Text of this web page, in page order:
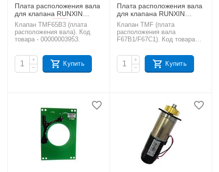
Плата расположения вала
для клапана RUNXIN
TMF65B3
AКЦИЯ
Клапан TMF65B3 (плата
расположения вала). Код
товара - 00000003953.
+
−
Купить
Плата расположения вала
для клапана RUNXIN
TMF67B1, TMF67C1
Клапан TMF (плата
расположения вала
F67B1/F67C1). Код товара
+
−
Купить